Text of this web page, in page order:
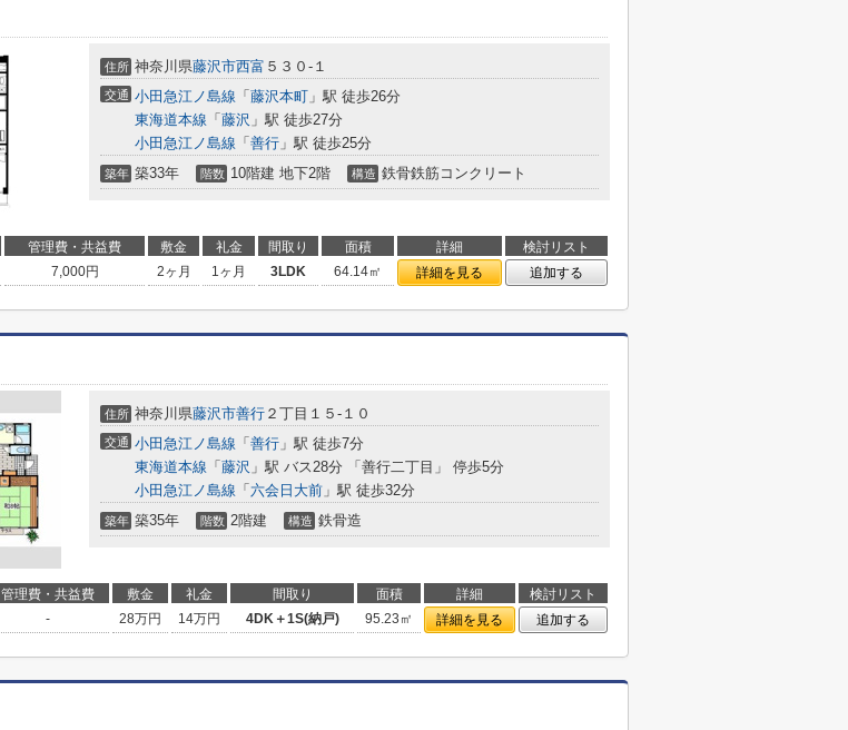
住所 神奈川県藤沢市西富 ５３０-１
交通 小田急江ノ島線 「 藤沢本町 」駅 徒歩26分
東海道本線 「 藤沢 」駅 徒歩27分
小田急江ノ島線 「 善行 」駅 徒歩25分
築年 築33年 階数 10階建 地下2階 構造 鉄骨鉄筋コンクリート
管理費・共益費 敷金 礼金 間取り 面積 詳細
検討リスト
7,000円 2ヶ月 1ヶ月 3LDK 64.14㎡ 詳細を見る 追加する
住所 神奈川県藤沢市善行 ２丁目１５-１０
交通 小田急江ノ島線 「 善行 」駅 徒歩7分
東海道本線 「 藤沢 」駅 バス28分 「善行二丁目」 停歩5分
小田急江ノ島線 「 六会日大前 」駅 徒歩32分
築年 築35年 階数 2階建 構造 鉄骨造
管理費・共益費 敷金 礼金 間取り 面積 詳細
検討リスト
- 28万円 14万円 4DK＋1S(納戸) 95.23㎡ 詳細を見る 追加する